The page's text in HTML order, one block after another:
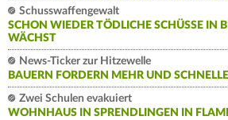
Schusswaffengewalt
SCHON WIEDER TÖDLICHE SCHÜSSE IN
WÄCHST
News-Ticker zur Hitzewelle
BAUERN FORDERN MEHR UND
Zwei Schulen evakuiert
WOHNHAUS IN SPRENDLINGEN IN